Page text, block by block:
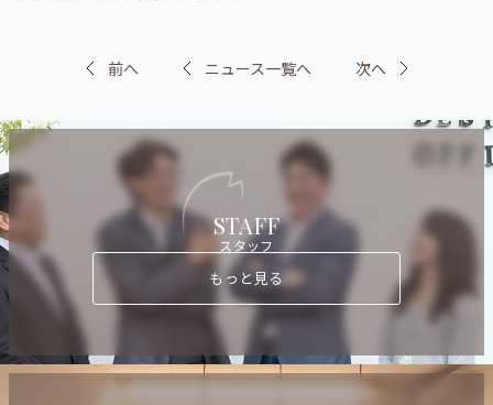
前へ ニュース一覧へ 次へ
STAFF
スタッフ
もっと見る